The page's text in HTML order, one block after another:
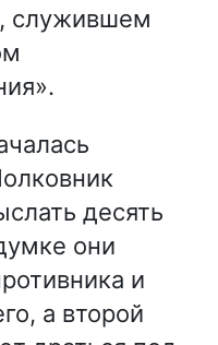
служившем
десять
они
и
а второй